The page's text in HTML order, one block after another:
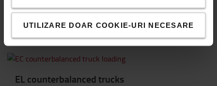
UTILIZARE DOAR COOKIE-URI NECESARE
+ Costuri operationale mai mici
EL counterbalanced trucks